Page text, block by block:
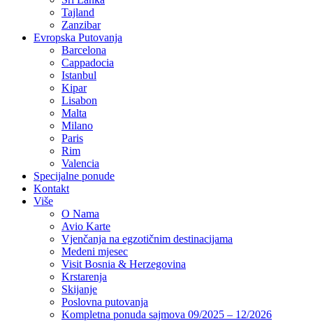
Tajland
Zanzibar
Evropska Putovanja
Barcelona
Cappadocia
Istanbul
Kipar
Lisabon
Malta
Milano
Paris
Rim
Valencia
Specijalne ponude
Kontakt
Više
O Nama
Avio Karte
Vjenčanja na egzotičnim destinacijama
Medeni mjesec
Visit Bosnia & Herzegovina
Krstarenja
Skijanje
Poslovna putovanja
Kompletna ponuda sajmova 09/2025 – 12/2026